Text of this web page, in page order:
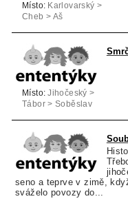
Místo: Karlovarský >
Cheb > Aš
Místo: Jihočeský >
Tábor > Soběslav
seno a teprve v zimě,
sváželo povozy do...